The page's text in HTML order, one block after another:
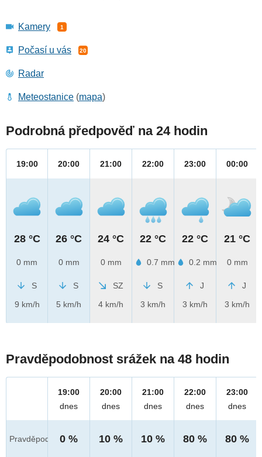
Kamery 1
Počasí u vás 20
Radar
Meteostanice (mapa)
Podrobná předpověď na 24 hodin
19:00
28 °C
0 mm
S
9 km/h
20:00
26 °C
0 mm
S
5 km/h
21:00
24 °C
0 mm
SZ
4 km/h
22:00
22 °C
0.7 mm
S
3 km/h
23:00
22 °C
0.2 mm
J
3 km/h
00:00
21 °C
0 mm
J
3 km/h
Pravděpodobnost srážek na 48 hodin
Pravděpod.
19:00
dnes
0 %
20:00
dnes
10 %
21:00
dnes
10 %
22:00
dnes
80 %
23:00
dnes
80 %